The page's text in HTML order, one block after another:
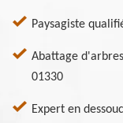
Paysagiste
Abattage
01330
Expert en